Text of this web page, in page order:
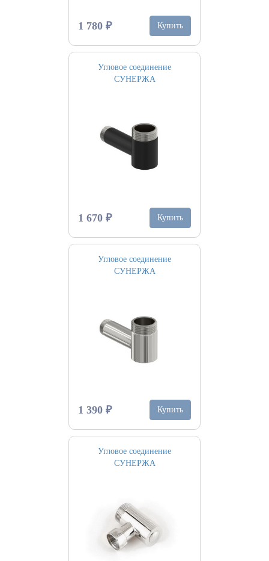
1 780 ₽ Купить
Угловое соединение
СУНЕРЖА
1 670 ₽ Купить
Угловое соединение
СУНЕРЖА
1 390 ₽ Купить
Угловое соединение
СУНЕРЖА